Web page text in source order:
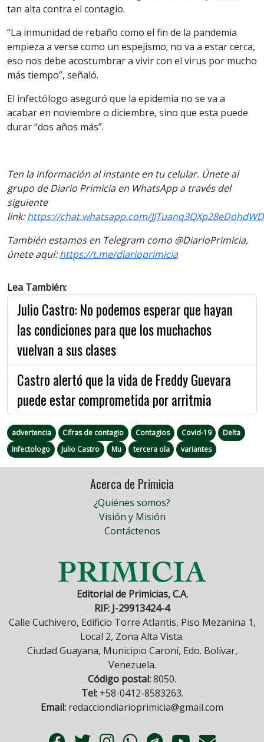
tan alta contra el contagio.
“La inmunidad de rebaño como el fin de la pandemia
empieza a verse como un espejismo; no va a estar cerca,
eso nos debe acostumbrar a vivir con el virus por mucho
más tiempo”, señaló.
El infectólogo aseguró que la epidemia no se va a
acabar en noviembre o diciembre, sino que esta puede
durar “dos años más”.
Ten la información al instante en tu celular. Únete al
grupo de Diario Primicia en WhatsApp a través del
siguiente
link:https://chat.whatsapp.com/
También estamos en Telegram como @DiarioPrimicia,
únete aquí:https://t.me/diarioprimicia
Lea También:
Julio Castro: No podemos esperar que hayan
las condiciones para que los muchachos
vuelvan a sus clases
Castro alertó que la vida de Freddy Guevara
puede estar comprometida por arritmia
advertencia Cifras de contagio Contagios Covid-19
Delta
Infectologo
Julio Castro Mu tercera ola variantes
Acerca de Primicia
¿Quiénes somos?
Visión y Misión
Contáctenos
Editorial de Primicias, C.A.
RIF: J-29913424-4
Calle Cuchivero, Edificio Torre Atlantis, Piso Mezanina 1,
Local 2, Zona Alta Vista.
Ciudad Guayana, Municipio Caroní, Edo. Bolívar,
Venezuela.
Código postal:8050.
Tel:+58-0412-8583263.
Email: redacciondiarioprimicia@gmail.com